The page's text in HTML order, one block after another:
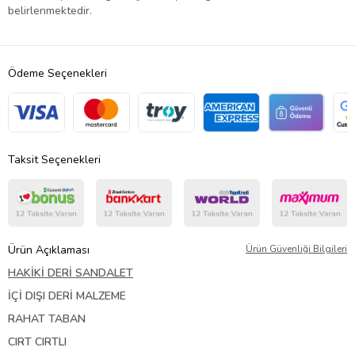
belirlenmektedir.
Ödeme Seçenekleri
Taksit Seçenekleri
Ürün Açıklaması Ürün Güvenliği Bilgileri
HAKİKİ DERİ SANDALET
İÇİ DIŞI DERİ MALZEME
RAHAT TABAN
CIRT CIRTLI